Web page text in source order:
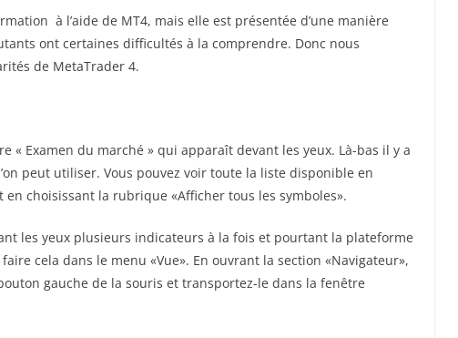
à l’aide de MT4, mais elle est présentée d’une manière
ont certaines difficultés à la comprendre. Donc nous
de MetaTrader 4.
« Еxamen du marché » qui apparaît devant les yeux. Là-bas il y a
peut utiliser. Vous pouvez voir toute la liste disponible en
choisissant la rubrique «Afficher tous les symboles».
les yeux plusieurs indicateurs à la fois et pourtant la plateforme
cela dans le menu «Vue». En ouvrant la section «Navigateur»,
gauche de la souris et transportez-le dans la fenêtre